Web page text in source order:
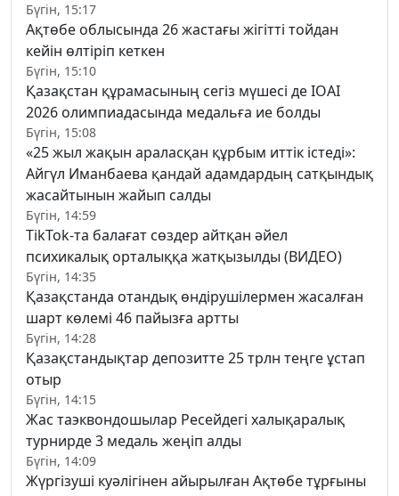
Бүгін, 15:17
Ақтөбе облысында 26 жастағы жігітті тойдан
кейін өлтіріп кеткен
Бүгін, 15:10
Қазақстан құрамасының сегіз мүшесі де IOAI
2026 олимпиадасында медальға ие болды
Бүгін, 15:08
«25 жыл жақын араласқан құрбым иттік істеді»:
Айгүл Иманбаева қандай адамдардың сатқындық
жасайтынын жайып салды
Бүгін, 14:59
TikTok-та балағат сөздер айтқан әйел
психикалық орталыққа жатқызылды (ВИДЕО)
Бүгін, 14:35
Қазақстанда отандық өндірушілермен жасалған
шарт көлемі 46 пайызға артты
Бүгін, 14:28
Қазақстандықтар депозитте 25 трлн теңге ұстап
отыр
Бүгін, 14:15
Жас таэквондошылар Ресейдегі халықаралық
турнирде 3 медаль жеңіп алды
Бүгін, 14:09
Жүргізуші куәлігінен айырылған Ақтөбе тұрғыны